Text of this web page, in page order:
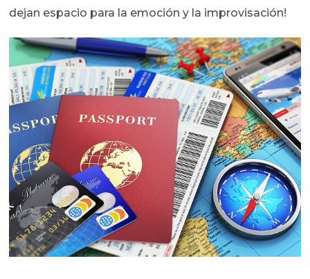
dejan espacio para la emoción y la improvisación!